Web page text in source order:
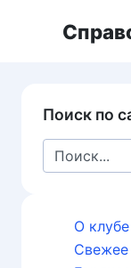
Поиск по
Search
for:
О клубе
Свежее